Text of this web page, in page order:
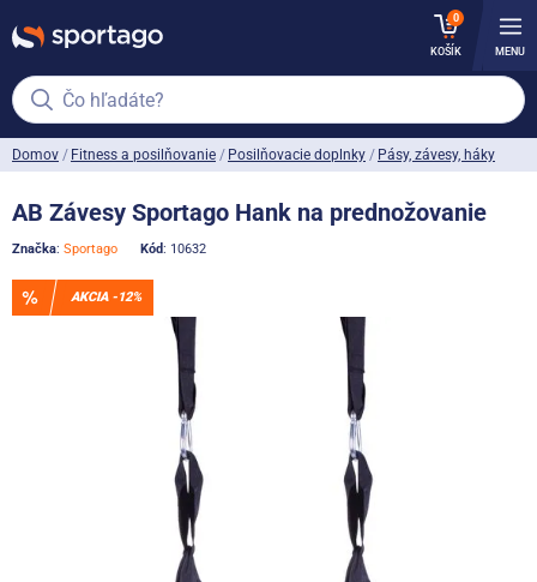
0
KOŠÍK MENU
Čo hľadáte?
Domov Fitness a posilňovanie Posilňovacie doplnky Pásy, závesy, háky
Značka: Sportago Kód: 10632
AB Závesy Sportago Hank na prednožovanie
AKCIA -12%